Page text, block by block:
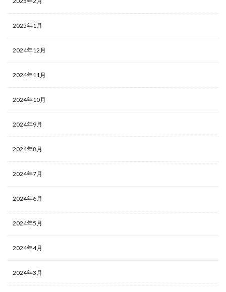
2025年1月
2024年12月
2024年11月
2024年10月
2024年9月
2024年8月
2024年7月
2024年6月
2024年5月
2024年4月
2024年3月